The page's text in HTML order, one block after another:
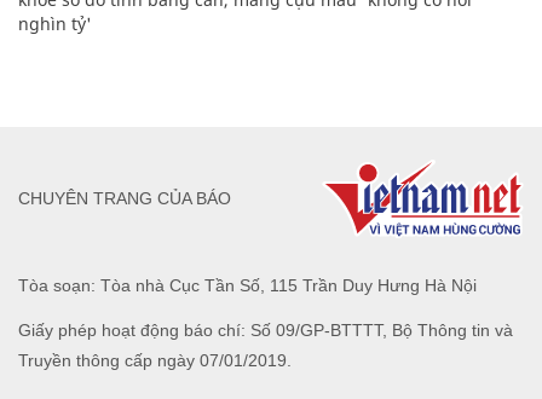
nghìn tỷ'
Tòa soạn: Tòa nhà Cục Tần Số, 115 Trần Duy Hưng Hà Nội
Giấy phép hoạt động báo chí: Số 09/GP-BTTTT, Bộ Thông tin và
Truyền thông cấp ngày 07/01/2019.
CHUYÊN TRANG CỦA BÁO